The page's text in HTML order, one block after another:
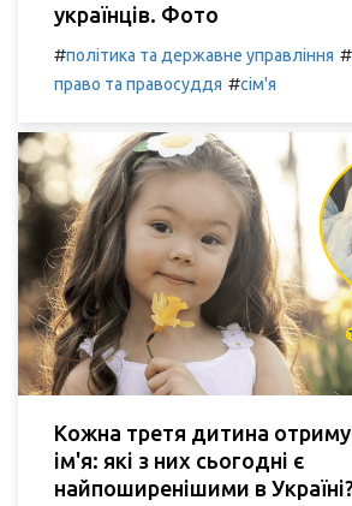
українців. Фото
#політика та державне управління #
право та правосуддя #сім'я
Кожна третя дитина
ім'я: які з них сьогодні є
найпоширенішими в